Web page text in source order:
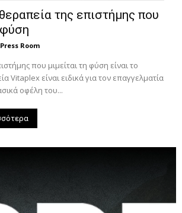
της επιστήμης που
φύση
Room
που μιμείται τη φύση είναι το
Vitaplex είναι ειδικά για τον επαγγελματία
οφέλη του...